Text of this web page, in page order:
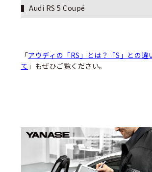
Audi RS 5 Coupé
「アウディの「RS」とは？「S」との違
て 」もぜひご覧ください。